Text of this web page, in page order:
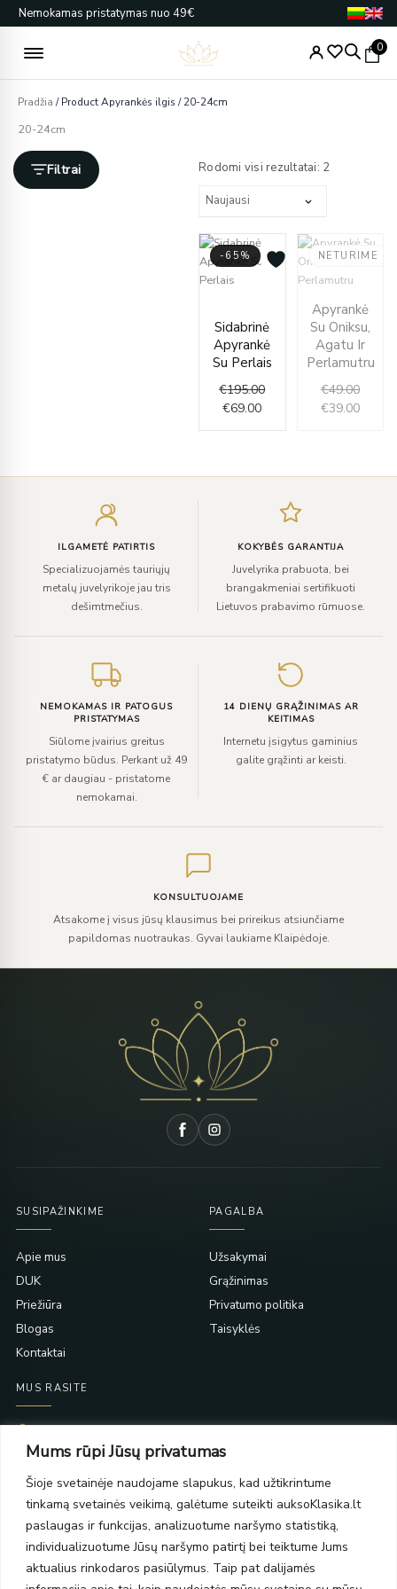
Mums rūpi Jūsų privatumas
Šioje svetainėje naudojame slapukus, kad užtikrintume
tinkamą svetainės veikimą, galėtume suteikti auksoKlasika.lt
paslaugas ir funkcijas, analizuotume naršymo statistiką,
individualizuotume Jūsų naršymo patirtį bei teiktume Jums
aktualius rinkodaros pasiūlymus. Taip pat dalijamės
Pereiti
prie
turinio
Nemokamas pristatymas nuo 49€
0
Pradžia / Product Apyrankės ilgis / 20-24cm
20-24cm
Filtrai Rodomi visi rezultatai: 2pagal
-65%
Sidabrinė
Apyrankė
Su Perlais
€195.00
was:
€195.00.
€69.00
is:
€69.00.
NETURIME
Apyrankė
Su Oniksu,
Agatu Ir
Perlamutru
€49.00
price
was:
€39.00
price
is:
ILGAMETĖ PATIRTIS
Specializuojamės tauriųjų
metalų juvelyrikoje jau tris
dešimtmečius.
KOKYBĖS GARANTIJA
Juvelyrika prabuota, bei
brangakmeniai sertifikuoti
Lietuvos prabavimo rūmuose.
NEMOKAMAS IR PATOGUS
PRISTATYMAS
Siūlome įvairius greitus
pristatymo būdus. Perkant už 49
€ ar daugiau - pristatome
nemokamai.
14 DIENŲ GRĄŽINIMAS AR
KEITIMAS
Internetu įsigytus gaminius
galite grąžinti ar keisti.
KONSULTUOJAME
Atsakome į visus jūsų klausimus bei prireikus atsiunčiame
papildomas nuotraukas. Gyvai laukiame Klaipėdoje.
SUSIPAŽINKIME
Apie mus
DUK
Priežiūra
Blogas
Kontaktai
PAGALBA
Užsakymai
Grąžinimas
Privatumo politika
Taisyklės
MUS RASITE
PC Molas, Klaipėda
PC BIG 2, Klaipėda
Šilutės pl. 35
PC Banginis, Klaipėda
NAUJIENLAIŠKIS